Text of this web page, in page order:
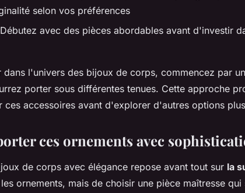
selon vos préférences
avec des pièces abordables avant d'investir
dans l'univers des bijoux de corps, commencez par
porter sous différentes tenues. Cette approche
ces accessoires avant d'explorer d'autres options
ces ornements avec
de corps avec élégance repose avant tout sur la
ornements, mais de choisir une pièce maîtresse